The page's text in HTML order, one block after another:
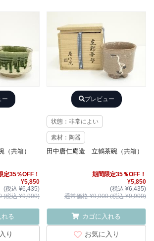
ー
共箱）
定35％OFF！
¥5,850
(税込 ¥6,435)
(税込 ¥9,900)
れる
り
プレビュー
状態：非常によい
素材：陶器
田中唐仁庵造 立鶴茶碗（共箱）
期間限定35％OFF！
¥5,850
(税込 ¥6,435)
通常価格 ¥9,000 (税込 ¥9,900)
カゴに入れる
お気に入り